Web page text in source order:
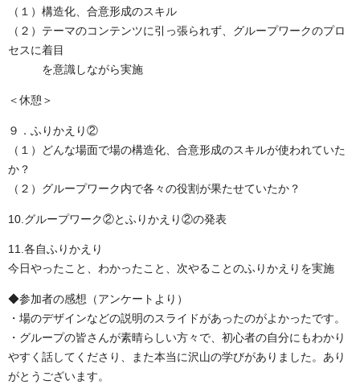
（１）構造化、合意形成のスキル
（２）テーマのコンテンツに引っ張られず、グループワークのプロ
セスに着目
を意識しながら実施
＜休憩＞
９．ふりかえり②
（１）どんな場面で場の構造化、合意形成のスキルが使われていた
か？
（２）グループワーク内で各々の役割が果たせていたか？
10.グループワーク②とふりかえり②の発表
11.各自ふりかえり
今日やったこと、わかったこと、次やることのふりかえりを実施
◆参加者の感想（アンケートより）
・場のデザインなどの説明のスライドがあったのがよかったです。
・グループの皆さんが素晴らしい方々で、初心者の自分にもわかり
やすく話してくださり、また本当に沢山の学びがありました。あり
がとうございます。